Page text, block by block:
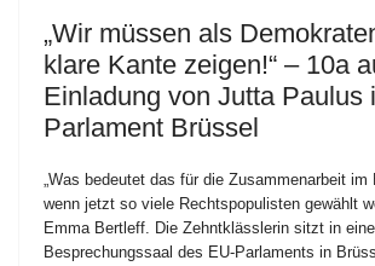
„Wir müssen als
klare Kante zeigen!“ – 10a
Einladung von Jutta Paulus
Parlament Brüssel
„Was bedeutet das für die Zusammenarbeit im
wenn jetzt so viele Rechtspopulisten gewählt
Emma Bertleff. Die Zehntklässlerin sitzt in
Besprechungssaal des EU-Parlaments in